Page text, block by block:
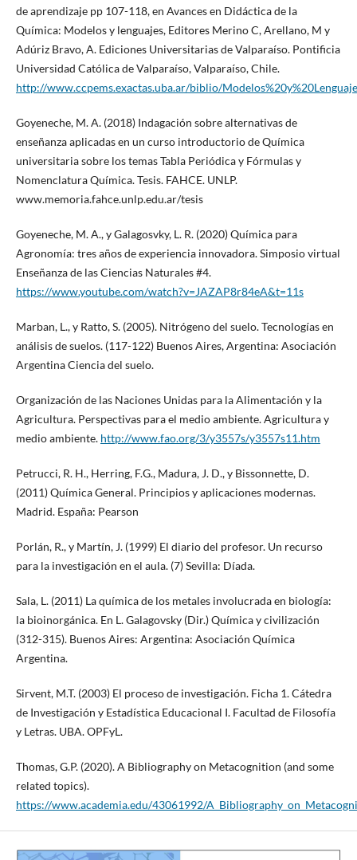
de aprendizaje pp 107-118, en Avances en Didáctica de la
Química: Modelos y lenguajes, Editores Merino C, Arellano, M y
Adúriz Bravo, A. Ediciones Universitarias de Valparaíso. Pontificia
Universidad Católica de Valparaíso, Valparaíso, Chile.
http://www.ccpems.exactas.uba.ar/biblio/
Goyeneche, M. A. (2018) Indagación sobre alternativas de
enseñanza aplicadas en un curso introductorio de Química
universitaria sobre los temas Tabla Periódica y Fórmulas y
Nomenclatura Química. Tesis. FAHCE. UNLP.
www.memoria.fahce.unlp.edu.ar/tesis
Goyeneche, M. A., y Galagosvky, L. R. (2020) Química para
Agronomía: tres años de experiencia innovadora. Simposio virtual
Enseñanza de las Ciencias Naturales #4.
https://www.youtube.com/watch?v=JAZAP8r84eA&t=11s
Marban, L., y Ratto, S. (2005). Nitrógeno del suelo. Tecnologías en
análisis de suelos. (117-122) Buenos Aires, Argentina: Asociación
Argentina Ciencia del suelo.
Organización de las Naciones Unidas para la Alimentación y la
Agricultura. Perspectivas para el medio ambiente. Agricultura y
medio ambiente. http://www.fao.org/3/y3557s/y3557s11.htm
Petrucci, R. H., Herring, F.G., Madura, J. D., y Bissonnette, D.
(2011) Química General. Principios y aplicaciones modernas.
Madrid. España: Pearson
Porlán, R., y Martín, J. (1999) El diario del profesor. Un recurso
para la investigación en el aula. (7) Sevilla: Díada.
Sala, L. (2011) La química de los metales involucrada en biología:
la bioinorgánica. En L. Galagovsky (Dir.) Química y civilización
(312-315). Buenos Aires: Argentina: Asociación Química
Argentina.
Sirvent, M.T. (2003) El proceso de investigación. Ficha 1. Cátedra
de Investigación y Estadística Educacional I. Facultad de Filosofía
y Letras. UBA. OPFyL.
Thomas, G.P. (2020). A Bibliography on Metacognition (and some
related topics).
https://www.academia.edu/43061992/